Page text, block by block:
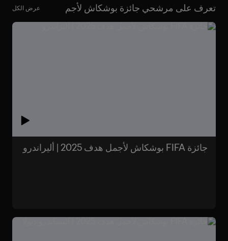
تعرف على مرشحي جائزة بوشكاش لأجم
ل هدف
عرض الكل
جائزة FIFA بوشكاش لأجمل هدف 2025 | أليراندرو